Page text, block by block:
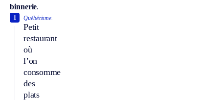
binnerie.
Québécisme.
Petit
restaurant
où
l’on
consomme
des
plats
1